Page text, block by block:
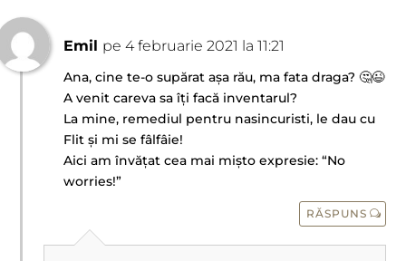
Emil pe 4 februarie 2021 la 11:21
Ana, cine te-o supărat așa rău, ma fata draga? 🤔😉
A venit careva sa îți facă inventarul?
La mine, remediul pentru nasincuristi, le dau cu
Flit și mi se fâlfâie!
Aici am învățat cea mai mișto expresie: “No
worries!”
RĂSPUNS